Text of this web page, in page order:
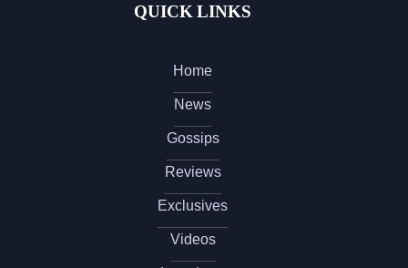
QUICK LINKS
Home
News
Gossips
Reviews
Exclusives
Videos